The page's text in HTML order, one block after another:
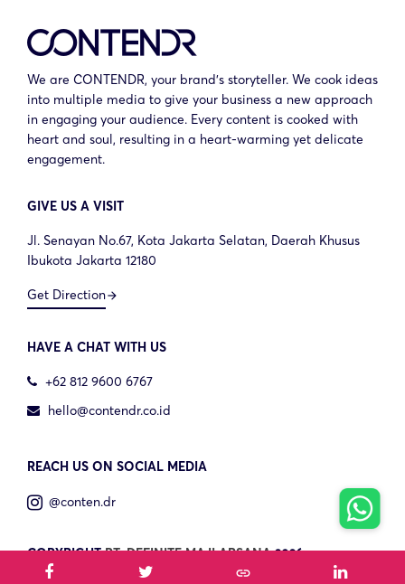
link
We are CONTENDR, your brand’s storyteller. We cook ideas
into multiple media to give your business a new approach
in engaging your audience. Every content is cooked with
heart and soul, resulting in a heart-warming yet delicate
engagement.
GIVE US A VISIT
Jl. Senayan No.67, Kota Jakarta Selatan, Daerah Khusus
Ibukota Jakarta 12180
Get Directionarrow_forward
HAVE A CHAT WITH US
+62 812 9600 6767
hello@contendr.co.id
REACH US ON SOCIAL MEDIA
@conten.dr
COPYRIGHTPT. DEFINITE MAJI ARSANA2026.